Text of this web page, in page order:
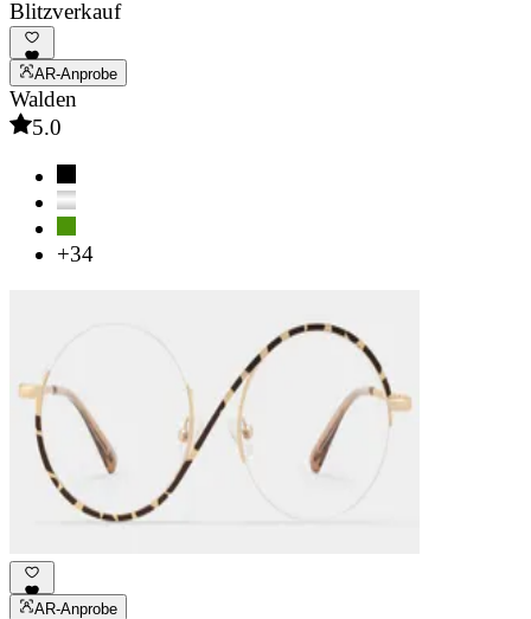
Blitzverkauf
AR-Anprobe
Walden
5.0
+34
AR-Anprobe